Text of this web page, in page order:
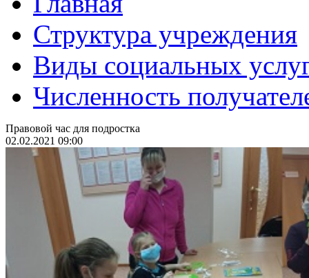
Структура учреждения
Виды социальных
Численность
Правовой час для подростка
02.02.2021 09:00